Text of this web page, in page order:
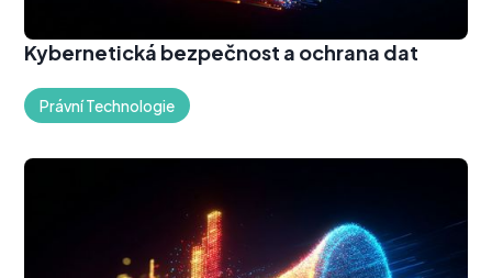
Kybernetická bezpečnost a ochrana dat
Právní Technologie